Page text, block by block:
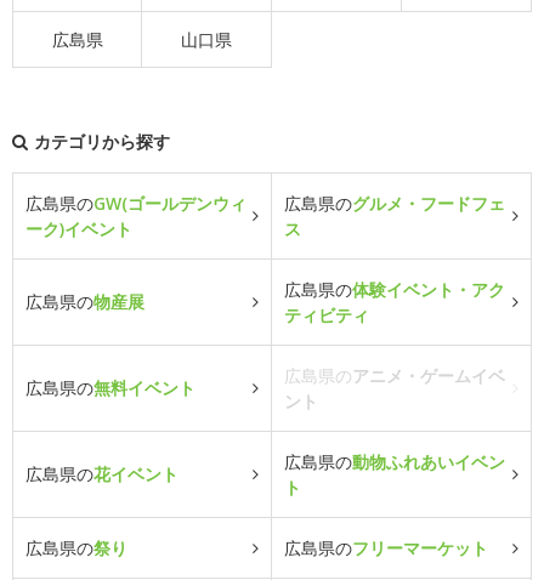
広島県 山口県
カテゴリから探す
広島県のGW(ゴールデンウィ
ーク)イベント
広島県のグルメ・フードフェ
ス
広島県の物産展
広島県の体験イベント・アク
ティビティ
広島県の無料イベント
広島県のアニメ・ゲームイベ
ント
広島県の花イベント
広島県の動物ふれあいイベン
ト
広島県の祭り 広島県のフリーマーケット